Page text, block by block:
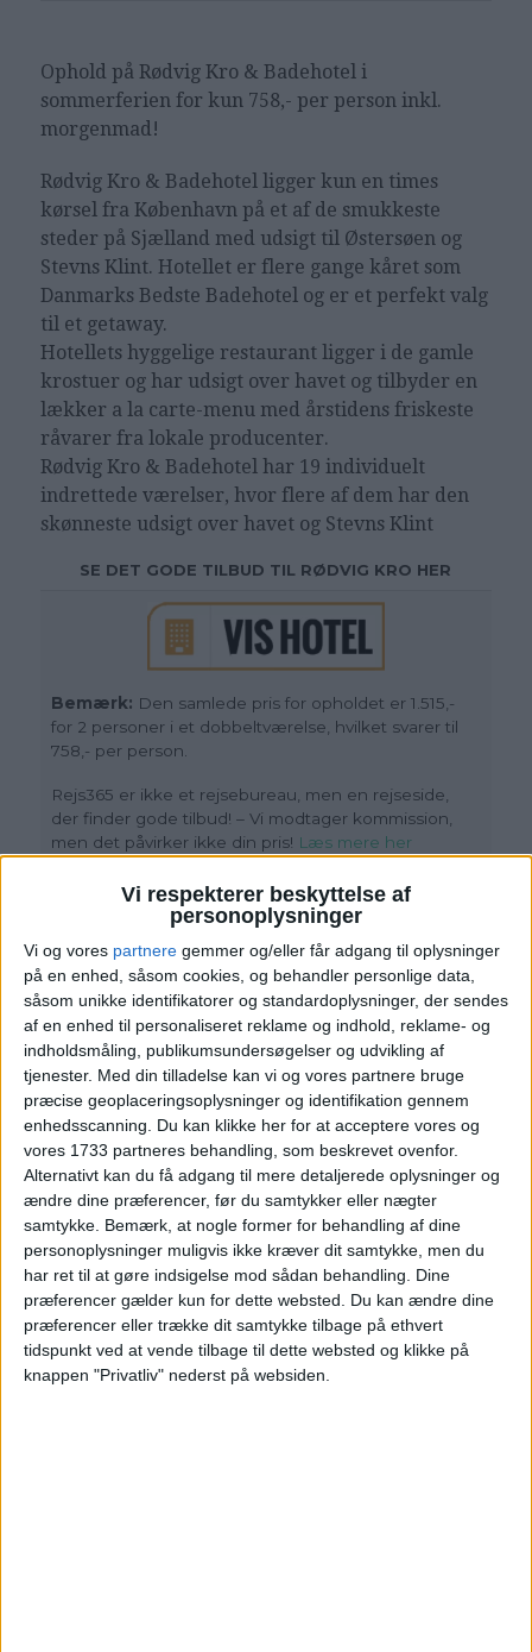
Vi respekterer beskyttelse af
personoplysninger
Vi og vores partnere gemmer og/eller får adgang til oplysninger
på en enhed, såsom cookies, og behandler personlige data,
såsom unikke identifikatorer og standardoplysninger, der sendes
af en enhed til personaliseret reklame og indhold, reklame- og
indholdsmåling, publikumsundersøgelser og udvikling af
tjenester. Med din tilladelse kan vi og vores partnere bruge
præcise geoplaceringsoplysninger og identifikation gennem
enhedsscanning. Du kan klikke her for at acceptere vores og
vores 1733 partneres behandling, som beskrevet ovenfor.
Alternativt kan du få adgang til mere detaljerede oplysninger og
ændre dine præferencer, før du samtykker eller nægter
samtykke. Bemærk, at nogle former for behandling af dine
personoplysninger muligvis ikke kræver dit samtykke, men du
har ret til at gøre indsigelse mod sådan behandling. Dine
præferencer gælder kun for dette websted. Du kan ændre dine
præferencer eller trække dit samtykke tilbage på ethvert
tidspunkt ved at vende tilbage til dette websted og klikke på
knappen "Privatliv" nederst på websiden.
Ophold på Rødvig Kro & Badehotel i
sommerferien for kun 758,- per person inkl.
morgenmad!
Rødvig Kro & Badehotel ligger kun en times
kørsel fra København på et af de smukkeste
steder på Sjælland med udsigt til Østersøen og
Stevns Klint. Hotellet er flere gange kåret som
Danmarks Bedste Badehotel og er et perfekt valg
til et getaway.
Hotellets hyggelige restaurant ligger i de gamle
krostuer og har udsigt over havet og tilbyder en
lækker a la carte-menu med årstidens friskeste
råvarer fra lokale producenter.
Rødvig Kro & Badehotel har 19 individuelt
indrettede værelser, hvor flere af dem har den
skønneste udsigt over havet og Stevns Klint
SE DET GODE TILBUD TIL RØDVIG KRO HER
Bemærk: Den samlede pris for opholdet er 1.515,-
for 2 personer i et dobbeltværelse, hvilket svarer til
758,- per person.
Rejs365 er ikke et rejsebureau, men en rejseside,
der finder gode tilbud! – Vi modtager kommission,
men det påvirker ikke din pris! Læs mere her
Læs videre efter Annoncen
Annonce
ALTERNATIVE DATOER
Vi har taget udgangspunk i et ophold i
sommerferien fra 6. – 7. juli.
Der er flere tilgængelige datoer med gode priser